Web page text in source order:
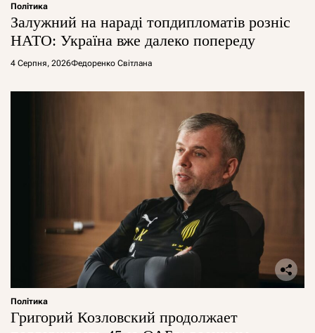
Політика
Залужний на нараді топдипломатів розніс
НАТО: Україна вже далеко попереду
4 Серпня, 2026Федоренко Світлана
Політика
Григорий Козловский продолжает